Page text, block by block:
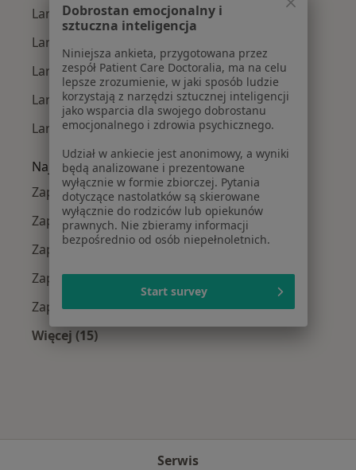
Laryngolodzy Krzyki
Laryngolodzy Fabryczna
Laryngolodzy Stare Miasto
Laryngolodzy Śródmieście
Laryngolodzy Psie Pole
Najczęście leczone choroby
Zapalenie ucha w Wrocławiu
Zapalenie zatok w Wrocławiu
Zapalenie gardła w Wrocławiu
Zapalenie migdałków w Wrocławiu
Zapalenie krtani w Wrocławiu
Więcej (15)
Serwis
Dobrostan emocjonalny i
sztuczna inteligencja
Niniejsza ankieta, przygotowana przez
zespół Patient Care Doctoralia, ma na celu
lepsze zrozumienie, w jaki sposób ludzie
korzystają z narzędzi sztucznej inteligencji
jako wsparcia dla swojego dobrostanu
emocjonalnego i zdrowia psychicznego.
Udział w ankiecie jest anonimowy, a wyniki
będą analizowane i prezentowane
wyłącznie w formie zbiorczej. Pytania
dotyczące nastolatków są skierowane
wyłącznie do rodziców lub opiekunów
prawnych. Nie zbieramy informacji
bezpośrednio od osób niepełnoletnich.
Start survey